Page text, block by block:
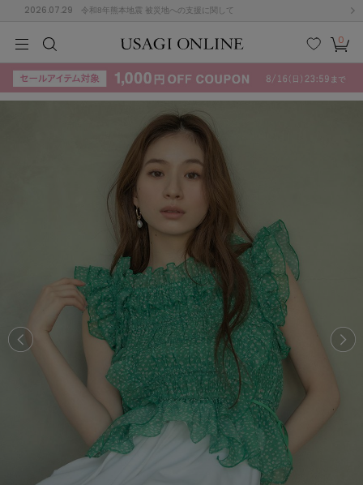
2026.07.29 令和8年熊本地震 被災地への支援に関して
検索
お気
に入
カー
ト
0
KIDSBABYBEAUTYLIFE STYLE
(715)
ームウェア (535)
KIDSBABYBEAUTYLIFE STYLE
E
L
Z
他
ACYM
アシーム
adidas by Stella McCartney
アディダス バイ ステラマッカートニー
ALLISON BROWN
アリソンブラウン